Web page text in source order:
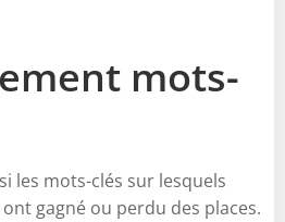
mots-
les mots-clés sur lesquels
gagné ou perdu des places.